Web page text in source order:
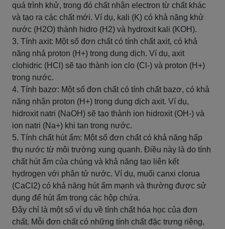
quá trình khử, trong đó chất nhận electron từ chất khác
và tạo ra các chất mới. Ví dụ, kali (K) có khả năng khử
nước (H2O) thành hidro (H2) và hydroxit kali (KOH).
3. Tính axit: Một số đơn chất có tính chất axit, có khả
năng nhả proton (H+) trong dung dịch. Ví dụ, axit
clohidric (HCl) sẽ tạo thành ion clo (Cl-) và proton (H+)
trong nước.
4. Tính bazơ: Một số đơn chất có tính chất bazơ, có khả
năng nhận proton (H+) trong dung dịch axit. Ví dụ,
hidroxit natri (NaOH) sẽ tạo thành ion hidroxit (OH-) và
ion natri (Na+) khi tan trong nước.
5. Tính chất hút ẩm: Một số đơn chất có khả năng hấp
thụ nước từ môi trường xung quanh. Điều này là do tính
chất hút ẩm của chúng và khả năng tạo liên kết
hydrogen với phân tử nước. Ví dụ, muối canxi clorua
(CaCl2) có khả năng hút ẩm mạnh và thường được sử
dụng để hút ẩm trong các hộp chứa.
Đây chỉ là một số ví dụ về tính chất hóa học của đơn
chất. Mỗi đơn chất có những tính chất đặc trưng riêng,